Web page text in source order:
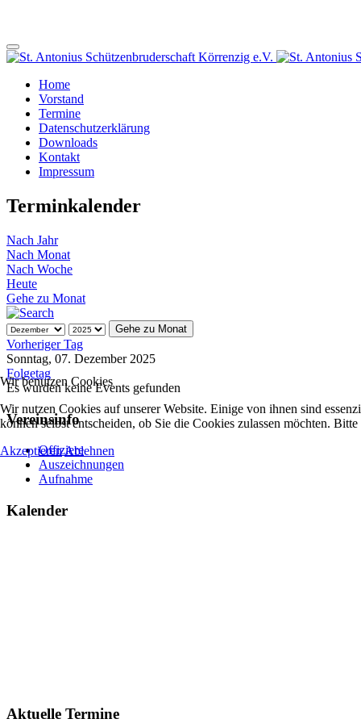
Home
Vorstand
Termine
Datenschutzerklärung
Downloads
Kontakt
Impressum
Terminkalender
Nach Jahr
Nach Monat
Nach Woche
Heute
Gehe zu Monat
Gehe zu Monat
Vorheriger Tag
Sonntag, 07. Dezember 2025
Folgetag
Es wurden keine Events gefunden
Vereinsinfo
Offiziere
Auszeichnungen
Aufnahme
Kalender
Aktuelle Termine
Wir benutzen Cookies
Wir nutzen Cookies auf unserer Website. Einige von ihnen sind
können selbst entscheiden, ob Sie die Cookies zulassen möchten.
AkzeptierenAblehnen